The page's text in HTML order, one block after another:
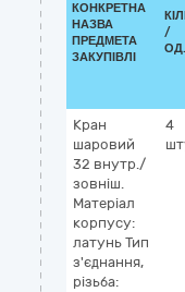
КОНКРЕТНА
НАЗВА
ПРЕДМЕТА
ЗАКУПІВЛІ
/
Кран
шаровий
32 внутр./
зовніш.
Матеріал
корпусу:
латунь Тип
з'єднання,
різьба:
4